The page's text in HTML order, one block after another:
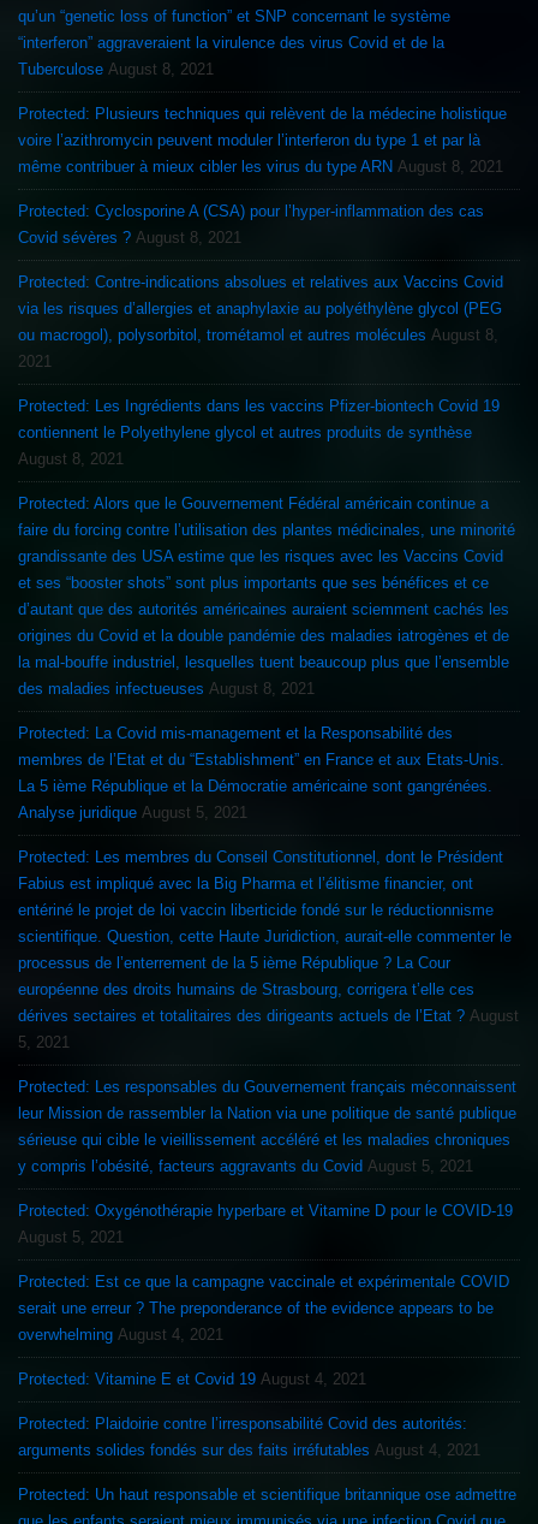
qu’un “genetic loss of function” et SNP concernant le système
“interferon” aggraveraient la virulence des virus Covid et de la
Tuberculose August 8, 2021
Protected: Plusieurs techniques qui relèvent de la médecine holistique
voire l’azithromycin peuvent moduler l’interferon du type 1 et par là
même contribuer à mieux cibler les virus du type ARN August 8, 2021
Protected: Cyclosporine A (CSA) pour l’hyper-inflammation des cas
Covid sévères ? August 8, 2021
Protected: Contre-indications absolues et relatives aux Vaccins Covid
via les risques d’allergies et anaphylaxie au polyéthylène glycol (PEG
ou macrogol), polysorbitol, trométamol et autres molécules August 8,
2021
Protected: Les Ingrédients dans les vaccins Pfizer-biontech Covid 19
contiennent le Polyethylene glycol et autres produits de synthèse
August 8, 2021
Protected: Alors que le Gouvernement Fédéral américain continue a
faire du forcing contre l’utilisation des plantes médicinales, une minorité
grandissante des USA estime que les risques avec les Vaccins Covid
et ses “booster shots” sont plus importants que ses bénéfices et ce
d’autant que des autorités américaines auraient sciemment cachés les
origines du Covid et la double pandémie des maladies iatrogènes et de
la mal-bouffe industriel, lesquelles tuent beaucoup plus que l’ensemble
des maladies infectueuses August 8, 2021
Protected: La Covid mis-management et la Responsabilité des
membres de l’Etat et du “Establishment” en France et aux Etats-Unis.
La 5 ième République et la Démocratie américaine sont gangrénées.
Analyse juridique August 5, 2021
Protected: Les membres du Conseil Constitutionnel, dont le Président
Fabius est impliqué avec la Big Pharma et l’élitisme financier, ont
entériné le projet de loi vaccin liberticide fondé sur le réductionnisme
scientifique. Question, cette Haute Juridiction, aurait-elle commenter le
processus de l’enterrement de la 5 ième République ? La Cour
européenne des droits humains de Strasbourg, corrigera t’elle ces
dérives sectaires et totalitaires des dirigeants actuels de l’Etat ? August
5, 2021
Protected: Les responsables du Gouvernement français méconnaissent
leur Mission de rassembler la Nation via une politique de santé publique
sérieuse qui cible le vieillissement accéléré et les maladies chroniques
y compris l’obésité, facteurs aggravants du Covid August 5, 2021
Protected: Oxygénothérapie hyperbare et Vitamine D pour le COVID-19
August 5, 2021
Protected: Est ce que la campagne vaccinale et expérimentale COVID
serait une erreur ? The preponderance of the evidence appears to be
overwhelming August 4, 2021
Protected: Vitamine E et Covid 19 August 4, 2021
Protected: Plaidoirie contre l’irresponsabilité Covid des autorités:
arguments solides fondés sur des faits irréfutables August 4, 2021
Protected: Un haut responsable et scientifique britannique ose admettre